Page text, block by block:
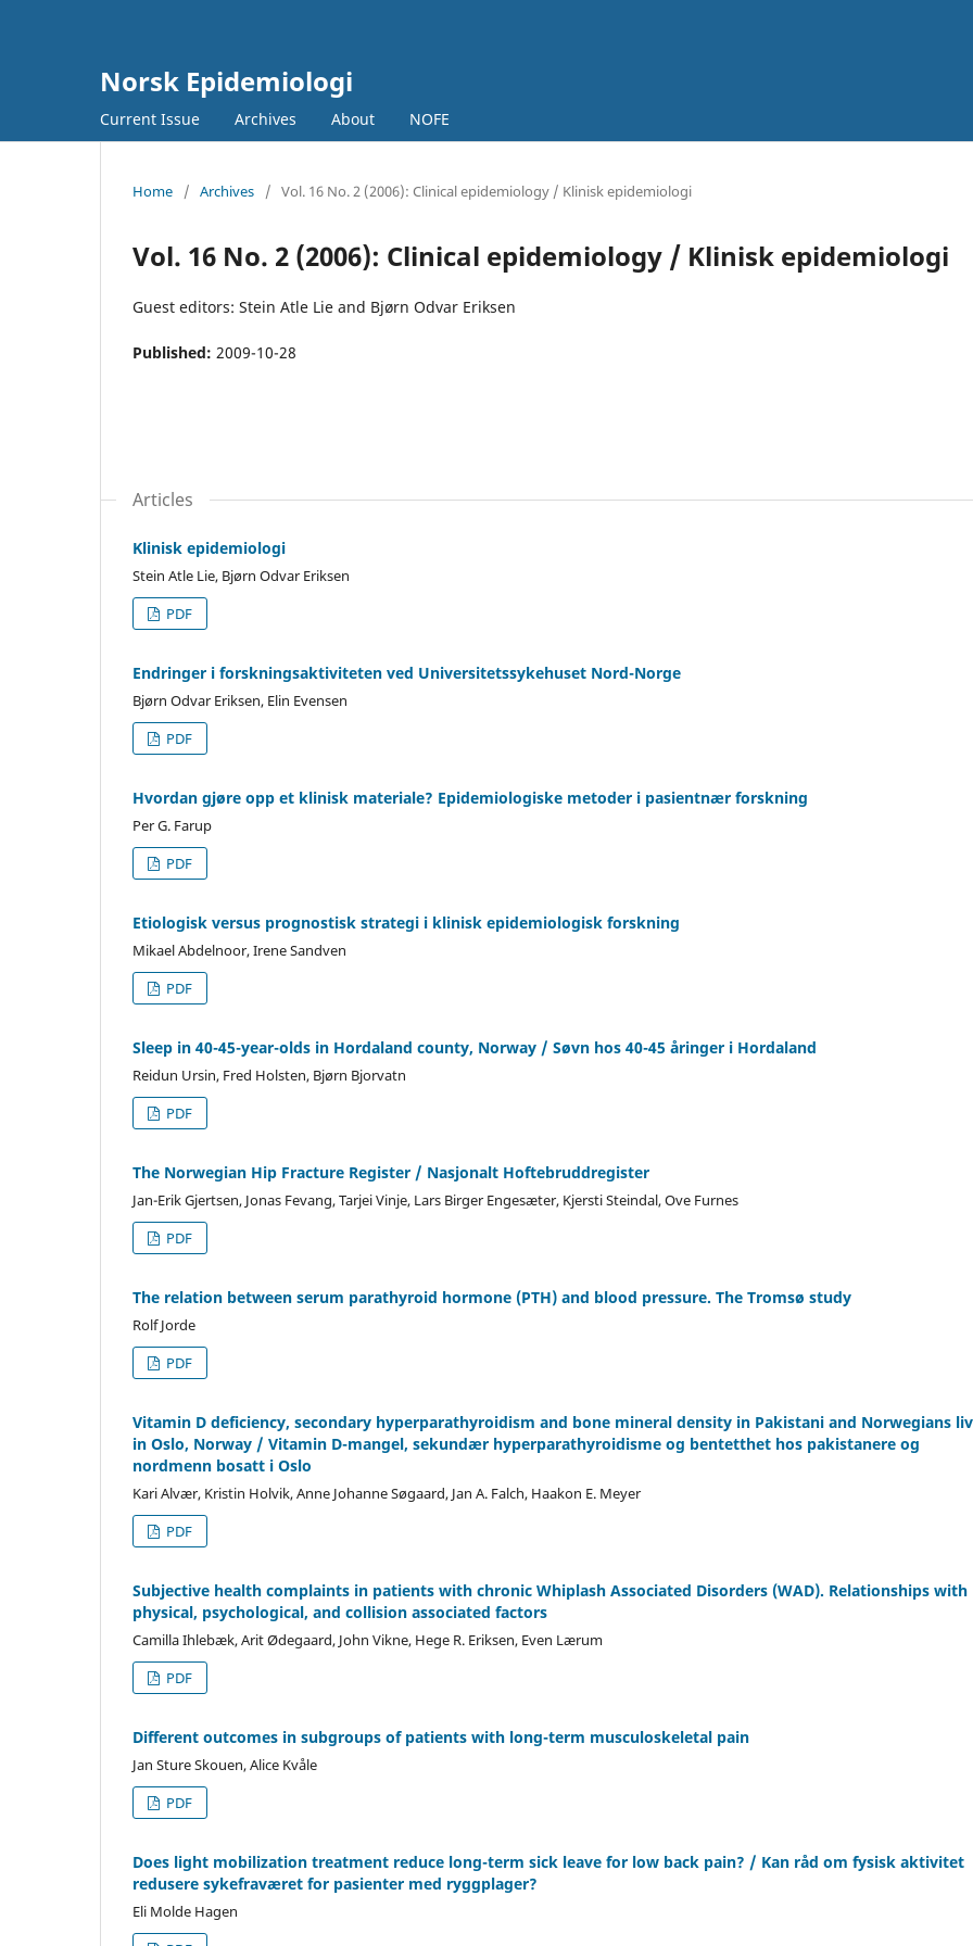
Norsk Epidemiologi
Current Issue Archives About NOFE
Home / Archives / Vol. 16 No. 2 (2006): Clinical epidemiology / Klinisk epidemiologi
Vol. 16 No. 2 (2006): Clinical epidemiology / Klinisk epidemiologi
Guest editors: Stein Atle Lie and Bjørn Odvar Eriksen
Published: 2009-10-28
Articles
Klinisk epidemiologi
Stein Atle Lie, Bjørn Odvar Eriksen
PDF
Endringer i forskningsaktiviteten ved Universitetssykehuset Nord-Norge
Bjørn Odvar Eriksen, Elin Evensen
PDF
Hvordan gjøre opp et klinisk materiale? Epidemiologiske metoder i pasientnær forskning
Per G. Farup
PDF
Etiologisk versus prognostisk strategi i klinisk epidemiologisk forskning
Mikael Abdelnoor, Irene Sandven
PDF
Sleep in 40-45-year-olds in Hordaland county, Norway / Søvn hos 40-45 åringer i Hordaland
Reidun Ursin, Fred Holsten, Bjørn Bjorvatn
PDF
The Norwegian Hip Fracture Register / Nasjonalt Hoftebruddregister
Jan-Erik Gjertsen, Jonas Fevang, Tarjei Vinje, Lars Birger Engesæter, Kjersti Steindal, Ove Furnes
PDF
The relation between serum parathyroid hormone (PTH) and blood pressure. The Tromsø study
Rolf Jorde
PDF
Vitamin D deficiency, secondary hyperparathyroidism and bone mineral density in Pakistani and Norwegians
in Oslo, Norway / Vitamin D-mangel, sekundær hyperparathyroidisme og bentetthet hos pakistanere og
nordmenn bosatt i Oslo
Kari Alvær, Kristin Holvik, Anne Johanne Søgaard, Jan A. Falch, Haakon E. Meyer
PDF
Subjective health complaints in patients with chronic Whiplash Associated Disorders (WAD). Relationships with
physical, psychological, and collision associated factors
Camilla Ihlebæk, Arit Ødegaard, John Vikne, Hege R. Eriksen, Even Lærum
PDF
Different outcomes in subgroups of patients with long-term musculoskeletal pain
Jan Sture Skouen, Alice Kvåle
PDF
Does light mobilization treatment reduce long-term sick leave for low back pain? / Kan råd om fysisk aktivitet
redusere sykefraværet for pasienter med ryggplager?
Eli Molde Hagen